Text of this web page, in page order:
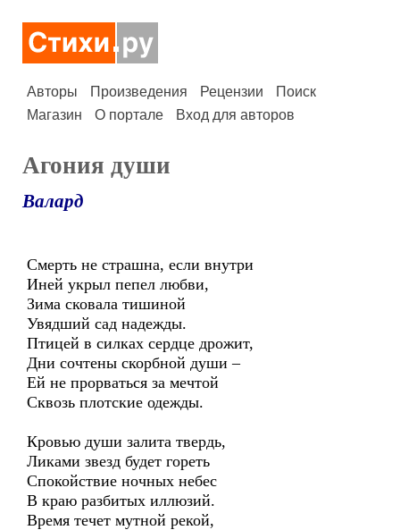
Авторы Произведения Рецензии
Поиск
Магазин
О портале Вход для авторов
Агония души
Валард
Смерть не страшна, если внутри
Иней укрыл пепел любви,
Зима сковала тишиной
Увядший сад надежды.
Птицей в силках сердце дрожит,
Дни сочтены скорбной души –
Ей не прорваться за мечтой
Сквозь плотские одежды.
Кровью души залита твердь,
Ликами звезд будет гореть
Спокойствие ночных небес
В краю разбитых иллюзий.
Время течет мутной рекой,